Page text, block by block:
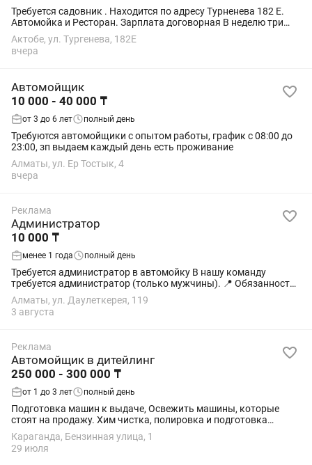
Требуется садовник . Находится по адресу Турненева 182 Е.
Автомойка и Ресторан. Зарплата договорная В неделю три
раза. Гибкий график.
Актобе, ул. Тургенева, 182Е
вчера
Автомойщик
10 000 - 40 000 ₸
от 3 до 6 лет полный день
Требуются автомойщики с опытом работы, график с 08:00 до
23:00, зп выдаем каждый день есть проживание
Алматы, ул. Ер Тостык, 4
вчера
Реклама
Администратор
10 000 ₸
менее 1 года полный день
Требуется администратор в автомойку В нашу команду
требуется администратор (только мужчины). 📍 Обязанности:
• Прием и оформление заказов • Консультирование клиентов •
Контроль приема и выдачи...
Алматы, ул. Даулеткерея, 119
3 августа
Реклама
Автомойщик в дитейлинг
250 000 - 300 000 ₸
от 1 до 3 лет полный день
Подготовка машин к выдаче, Освежить машины, которые
стоят на продажу. Хим чистка, полировка и подготовка
автомобилей к продаже. Шумоизоляиция и прочие работы с
автомобилями. Обязательно нужен...
Караганда, Бензинная улица, 1
29 июля